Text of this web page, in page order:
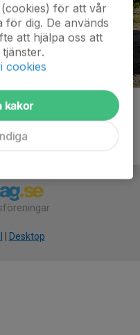
Desktop
för att vår
dig. De används
att hjälpa oss att
cookies
kakor